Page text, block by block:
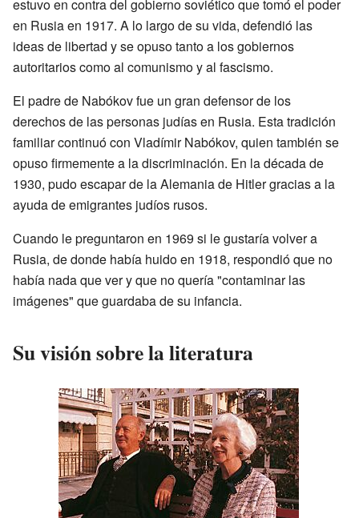
estuvo en contra del gobierno soviético que tomó el poder
en Rusia en 1917. A lo largo de su vida, defendió las
ideas de libertad y se opuso tanto a los gobiernos
autoritarios como al comunismo y al fascismo.
El padre de Nabókov fue un gran defensor de los
derechos de las personas judías en Rusia. Esta tradición
familiar continuó con Vladímir Nabókov, quien también se
opuso firmemente a la discriminación. En la década de
1930, pudo escapar de la Alemania de Hitler gracias a la
ayuda de emigrantes judíos rusos.
Cuando le preguntaron en 1969 si le gustaría volver a
Rusia, de donde había huido en 1918, respondió que no
había nada que ver y que no quería "contaminar las
imágenes" que guardaba de su infancia.
Su visión sobre la literatura